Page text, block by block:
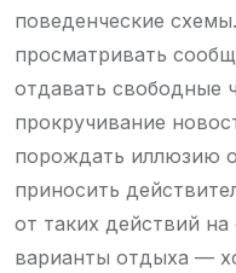
поведенческие
просматривать
отдавать свободные
прокручивание
порождать иллюзию
приносить
от таких действий
варианты отдыха —